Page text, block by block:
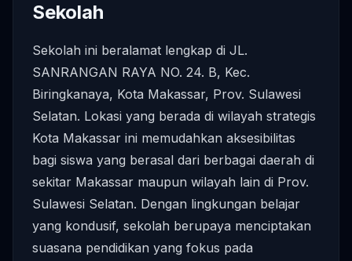
Sekolah
Sekolah ini beralamat lengkap di JL.
SANRANGAN RAYA NO. 24. B, Kec.
Biringkanaya, Kota Makassar, Prov. Sulawesi
Selatan. Lokasi yang berada di wilayah strategis
Kota Makassar ini memudahkan aksesibilitas
bagi siswa yang berasal dari berbagai daerah di
sekitar Makassar maupun wilayah lain di Prov.
Sulawesi Selatan. Dengan lingkungan belajar
yang kondusif, sekolah berupaya menciptakan
suasana pendidikan yang fokus pada